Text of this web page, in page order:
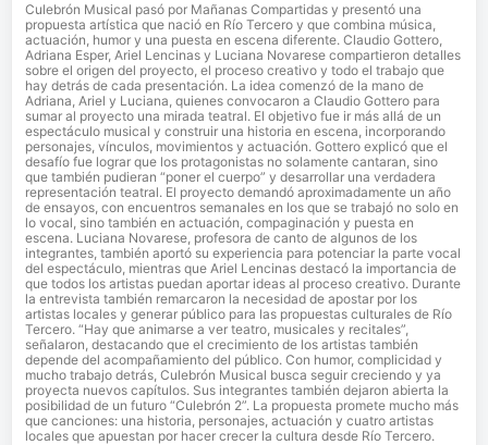
Culebrón Musical pasó por Mañanas Compartidas y presentó una
propuesta artística que nació en Río Tercero y que combina música,
actuación, humor y una puesta en escena diferente. Claudio Gottero,
Adriana Esper, Ariel Lencinas y Luciana Novarese compartieron detalles
sobre el origen del proyecto, el proceso creativo y todo el trabajo que
hay detrás de cada presentación. La idea comenzó de la mano de
Adriana, Ariel y Luciana, quienes convocaron a Claudio Gottero para
sumar al proyecto una mirada teatral. El objetivo fue ir más allá de un
espectáculo musical y construir una historia en escena, incorporando
personajes, vínculos, movimientos y actuación. Gottero explicó que el
desafío fue lograr que los protagonistas no solamente cantaran, sino
que también pudieran “poner el cuerpo” y desarrollar una verdadera
representación teatral. El proyecto demandó aproximadamente un año
de ensayos, con encuentros semanales en los que se trabajó no solo en
lo vocal, sino también en actuación, compaginación y puesta en
escena. Luciana Novarese, profesora de canto de algunos de los
integrantes, también aportó su experiencia para potenciar la parte vocal
del espectáculo, mientras que Ariel Lencinas destacó la importancia de
que todos los artistas puedan aportar ideas al proceso creativo. Durante
la entrevista también remarcaron la necesidad de apostar por los
artistas locales y generar público para las propuestas culturales de Río
Tercero. “Hay que animarse a ver teatro, musicales y recitales”,
señalaron, destacando que el crecimiento de los artistas también
depende del acompañamiento del público. Con humor, complicidad y
mucho trabajo detrás, Culebrón Musical busca seguir creciendo y ya
proyecta nuevos capítulos. Sus integrantes también dejaron abierta la
posibilidad de un futuro “Culebrón 2”. La propuesta promete mucho más
que canciones: una historia, personajes, actuación y cuatro artistas
locales que apuestan por hacer crecer la cultura desde Río Tercero.